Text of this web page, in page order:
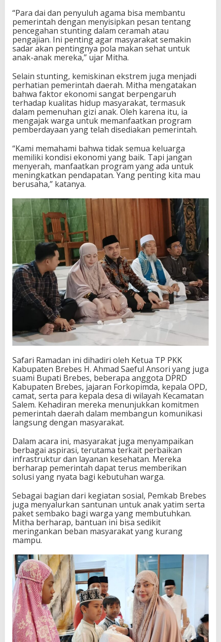
“Para dai dan penyuluh agama bisa membantu
pemerintah dengan menyisipkan pesan tentang
pencegahan stunting dalam ceramah atau
pengajian. Ini penting agar masyarakat semakin
sadar akan pentingnya pola makan sehat untuk
anak-anak mereka,” ujar Mitha.
Selain stunting, kemiskinan ekstrem juga menjadi
perhatian pemerintah daerah. Mitha mengatakan
bahwa faktor ekonomi sangat berpengaruh
terhadap kualitas hidup masyarakat, termasuk
dalam pemenuhan gizi anak. Oleh karena itu, ia
mengajak warga untuk memanfaatkan program
pemberdayaan yang telah disediakan pemerintah.
“Kami memahami bahwa tidak semua keluarga
memiliki kondisi ekonomi yang baik. Tapi jangan
menyerah, manfaatkan program yang ada untuk
meningkatkan pendapatan. Yang penting kita mau
berusaha,” katanya.
Safari Ramadan ini dihadiri oleh Ketua TP PKK
Kabupaten Brebes H. Ahmad Saeful Ansori yang juga
suami Bupati Brebes, beberapa anggota DPRD
Kabupaten Brebes, jajaran Forkopimda, kepala OPD,
camat, serta para kepala desa di wilayah Kecamatan
Salem. Kehadiran mereka menunjukkan komitmen
pemerintah daerah dalam membangun komunikasi
langsung dengan masyarakat.
Dalam acara ini, masyarakat juga menyampaikan
berbagai aspirasi, terutama terkait perbaikan
infrastruktur dan layanan kesehatan. Mereka
berharap pemerintah dapat terus memberikan
solusi yang nyata bagi kebutuhan warga.
Sebagai bagian dari kegiatan sosial, Pemkab Brebes
juga menyalurkan santunan untuk anak yatim serta
paket sembako bagi warga yang membutuhkan.
Mitha berharap, bantuan ini bisa sedikit
meringankan beban masyarakat yang kurang
mampu.